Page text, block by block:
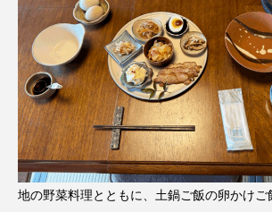
地の野菜料理とともに、土鍋ご飯の卵かけご